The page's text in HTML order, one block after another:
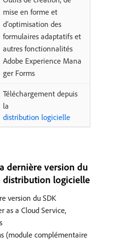
mise en forme et
d’optimisation des
formulaires adaptatifs et
autres fonctionnalités
Adobe Experience Mana
ger Forms
Téléchargement depuis
la
distribution logicielle
dernière version du
logicielle
version du SDK
as a Cloud Service,
(module complémentaire